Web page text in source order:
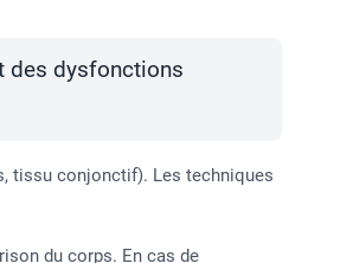
des dysfonctions
tissu conjonctif). Les techniques
du corps. En cas de